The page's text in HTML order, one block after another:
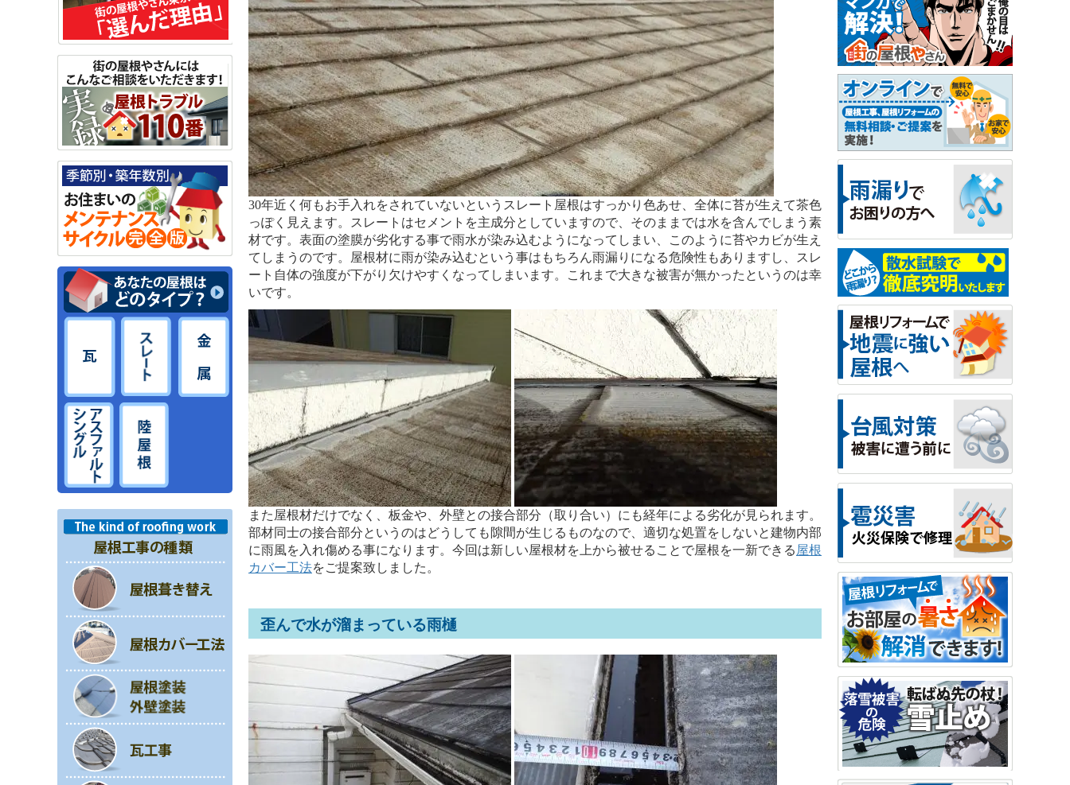
30年近く何もお手入れをされていないというスレート屋根はすっかり色あせ、全体に苔が生えて茶色
っぽく見えます。スレートはセメントを主成分としていますので、そのままでは水を含んでしまう素
材です。表面の塗膜が劣化する事で雨水が染み込むようになってしまい、このように苔やカビが生え
てしまうのです。屋根材に雨が染み込むという事はもちろん雨漏りになる危険性もありますし、スレ
ート自体の強度が下がり欠けやすくなってしまいます。これまで大きな被害が無かったというのは幸
いです。
また屋根材だけでなく、板金や、外壁との接合部分（取り合い）にも経年による劣化が見られます。
部材同士の接合部分というのはどうしても隙間が生じるものなので、適切な処置をしないと建物内部
に雨風を入れ傷める事になります。今回は新しい屋根材を上から被せることで屋根を一新できる 屋根
カバー工法をご提案致しました。
歪んで水が溜まっている雨樋